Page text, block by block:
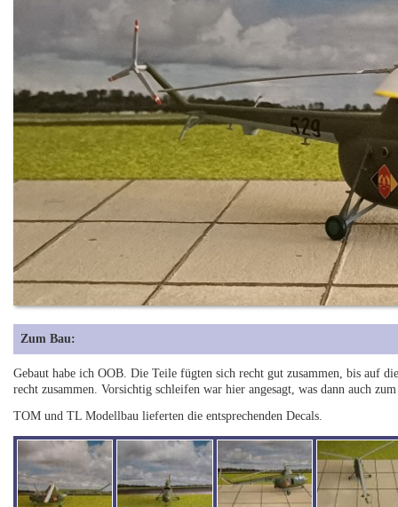
Zum Bau:
Gebaut habe ich OOB. Die Teile fügten sich recht gut zusammen, bis auf
recht zusammen. Vorsichtig schleifen war hier angesagt, was dann auch
TOM und TL Modellbau lieferten die entsprechenden Decals.